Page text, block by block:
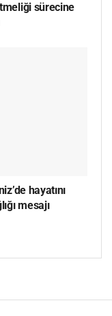
sürecine
hayatını
mesajı